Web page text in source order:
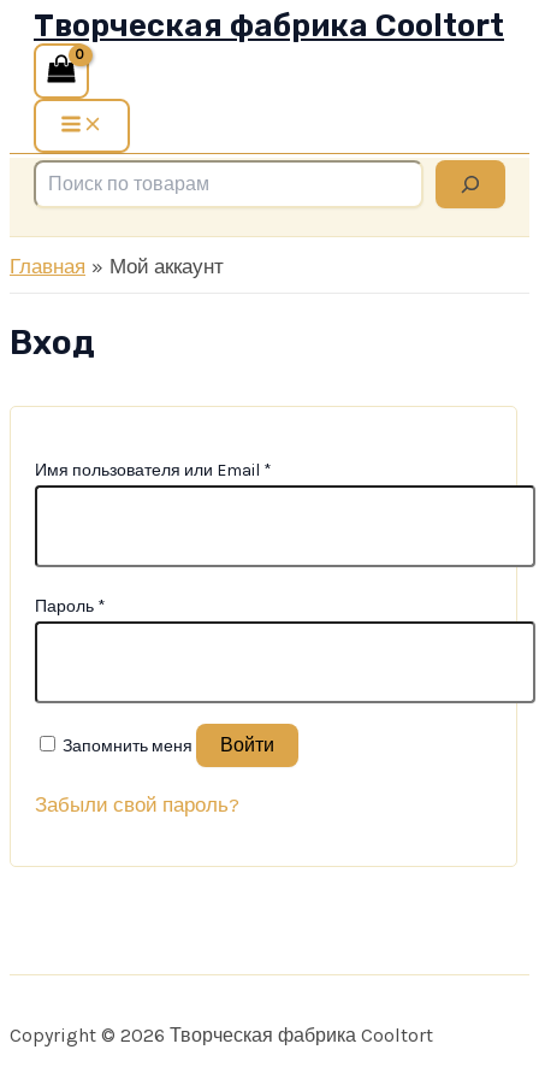
Перейти
содержимому
Творческая фабрика Cooltort
Main
Menu
Поиск
Главная Мой аккаунт
Вход
Имя пользователя или Email *
Пароль *
Запомнить меня Войти
Забыли свой пароль?
Copyright © 2026 Творческая фабрика Cooltort